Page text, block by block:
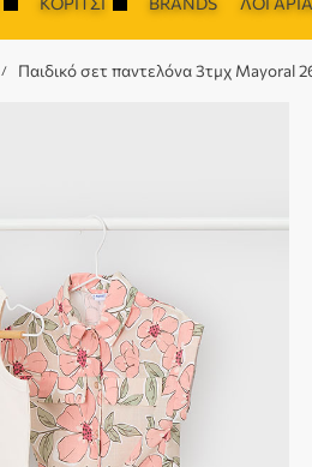
/ Παιδικό σετ παντελόνα 3τμχ Mayoral